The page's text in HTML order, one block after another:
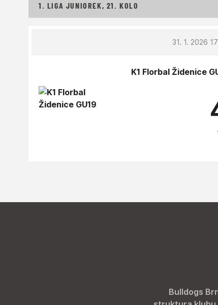
1. LIGA JUNIOREK, 21. KOLO
31. 1. 2026
K1 Florbal Židenice
Bulldogs